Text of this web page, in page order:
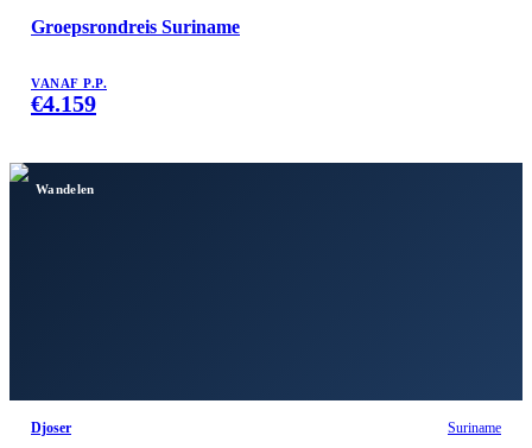
Groepsrondreis Suriname
VANAF P.P.
€4.159
Wandelen
Djoser Suriname